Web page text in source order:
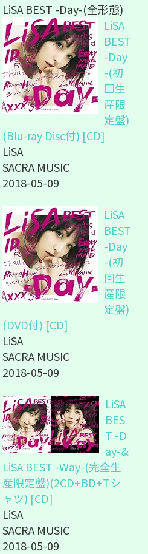
LiSA BEST -Day-(全形態)
LiSA
BEST
-Day
-(初
回生
産限
定盤)
(Blu-ray Disc付) [CD]
LiSA
SACRA MUSIC
2018-05-09
LiSA
BEST
-Day
-(初
回生
産限
定盤)
(DVD付) [CD]
LiSA
SACRA MUSIC
2018-05-09
LiSA
BES
T -D
ay-&
LiSA BEST -Way-(完全生
産限定盤)(2CD+BD+Tシ
ャツ) [CD]
LiSA
SACRA MUSIC
2018-05-09